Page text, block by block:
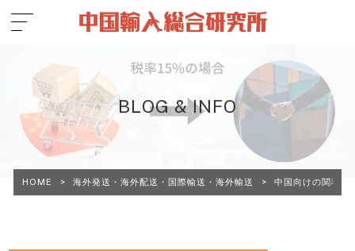
BLOG & INFO
HOME > 海外発送・海外配送・国際輸送・海外輸送 > 中国向けの関税仕